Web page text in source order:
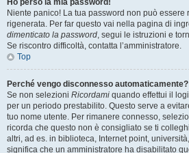
Ho perso la mia password!
Niente panico! La tua password non può essere
rigenerata. Per far questo vai nella pagina di
dimenticato la password, segui le istruzioni e
Se riscontro difficoltà, contatta l’amministratore.
Top
Perché vengo disconnesso automaticamente?
Se non selezioni Ricordami quando effettui il
per un periodo prestabilito. Questo serve a
tuo nome utente. Per rimanere connesso,
ricorda che questo non è consigliato se ti
altri, ad es. in biblioteca, Internet point,
significa che un amministratore ha disabilitato